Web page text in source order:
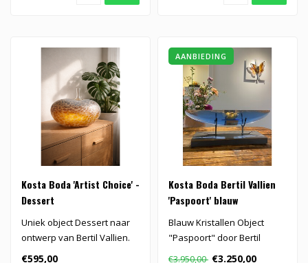
Kosta Boda 'Artist Choice' -
Dessert
Uniek object Dessert naar
ontwerp van Bertil Vallien.
€595,00
AANBIEDING
Kosta Boda Bertil Vallien
'Paspoort' blauw
Blauw Kristallen Object
"Paspoort" door Bertil
Vallien voor Kosta Boda..
€3.950,00 €3.250,00